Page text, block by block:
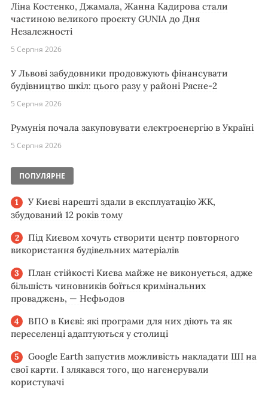
Ліна Костенко, Джамала, Жанна Кадирова стали
частиною великого проєкту GUNIA до Дня
Незалежності
5 Серпня 2026
У Львові забудовники продовжують фінансувати
будівництво шкіл: цього разу у районі Рясне-2
5 Серпня 2026
Румунія почала закуповувати електроенергію в Україні
5 Серпня 2026
ПОПУЛЯРНЕ
У Києві нарешті здали в експлуатацію ЖК,
збудований 12 років тому
Під Києвом хочуть створити центр повторного
використання будівельних матеріалів
План стійкості Києва майже не виконується, адже
більшість чиновників боїться кримінальних
проваджень, — Нефьодов
ВПО в Києві: які програми для них діють та як
переселенці адаптуються у столиці
Google Earth запустив можливість накладати ШІ на
свої карти. І злякався того, що нагенерували
користувачі